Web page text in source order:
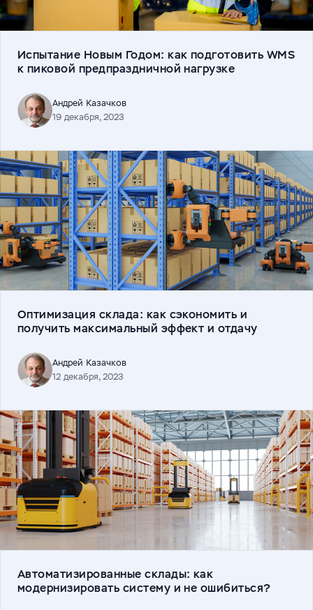
Испытание Новым Годом: как подготовить WMS
к пиковой предпраздничной нагрузке
Андрей Казачков
19 декабря, 2023
Оптимизация склада: как сэкономить и
получить максимальный эффект и отдачу
Андрей Казачков
12 декабря, 2023
Автоматизированные склады: как
модернизировать систему и не ошибиться?